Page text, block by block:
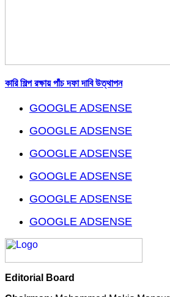
কারি শিল্প রক্ষায় পাঁচ দফা দাবি উত্থাপন
GOOGLE ADSENSE
GOOGLE ADSENSE
GOOGLE ADSENSE
GOOGLE ADSENSE
GOOGLE ADSENSE
GOOGLE ADSENSE
Editorial Board